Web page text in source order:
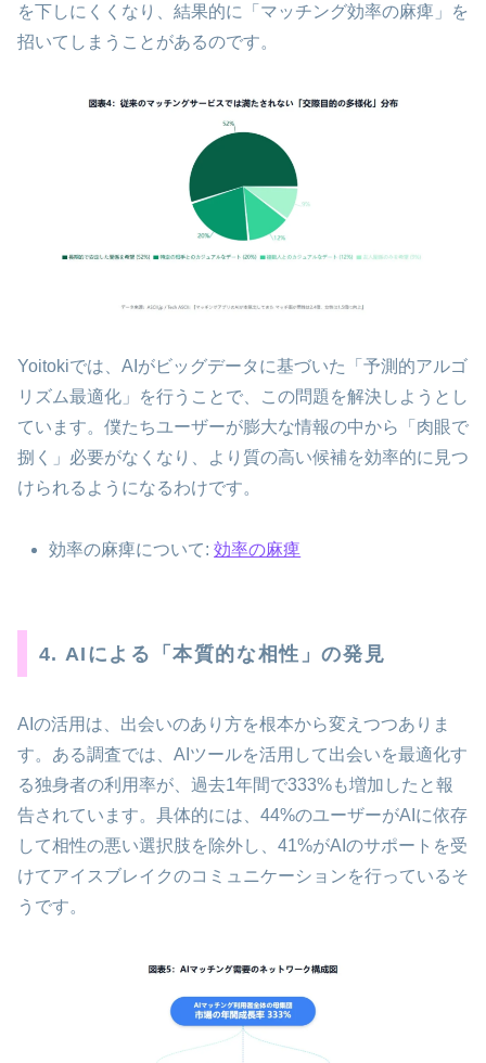
を下しにくくなり、結果的に「マッチング効率の麻痺」を
招いてしまうことがあるのです。
Yoitokiでは、AIがビッグデータに基づいた「予測的アルゴ
リズム最適化」を行うことで、この問題を解決しようとし
ています。僕たちユーザーが膨大な情報の中から「肉眼で
捌く」必要がなくなり、より質の高い候補を効率的に見つ
けられるようになるわけです。
効率の麻痺について:効率の麻痺
4. AIによる「本質的な相性」の発見
AIの活用は、出会いのあり方を根本から変えつつありま
す。ある調査では、AIツールを活用して出会いを最適化す
る独身者の利用率が、過去1年間で333%も増加したと報
告されています。具体的には、44%のユーザーがAIに依存
して相性の悪い選択肢を除外し、41%がAIのサポートを受
けてアイスブレイクのコミュニケーションを行っているそ
うです。